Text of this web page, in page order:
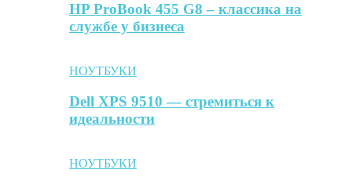
HP ProBook 455 G8 – классика на
службе у бизнеса
НОУТБУКИ
Dell XPS 9510 — стремиться к
идеальности
НОУТБУКИ